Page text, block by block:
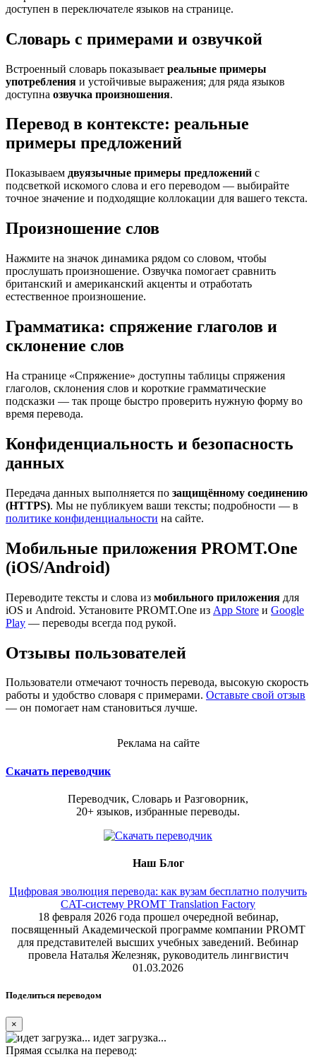
доступен в переключателе языков на странице.
Словарь с примерами и озвучкой
Встроенный словарь показывает реальные примеры
употребления и устойчивые выражения; для ряда языков
доступна озвучка произношения.
Перевод в контексте: реальные
примеры предложений
Показываем двуязычные примеры предложений с
подсветкой искомого слова и его переводом — выбирайте
точное значение и подходящие коллокации для вашего текста.
Произношение слов
Нажмите на значок динамика рядом со словом, чтобы
прослушать произношение. Озвучка помогает сравнить
британский и американский акценты и отработать
естественное произношение.
Грамматика: спряжение глаголов и
склонение слов
На странице «Спряжение» доступны таблицы спряжения
глаголов, склонения слов и короткие грамматические
подсказки — так проще быстро проверить нужную форму во
время перевода.
Конфиденциальность и безопасность
данных
Передача данных выполняется по защищённому соединению
(HTTPS). Мы не публикуем ваши тексты; подробности — в
политике конфиденциальности на сайте.
Мобильные приложения PROMT.One
(iOS/Android)
Переводите тексты и слова из мобильного приложения для
iOS и Android. Установите PROMT.One из App Store и Google
Play — переводы всегда под рукой.
Отзывы пользователей
Пользователи отмечают точность перевода, высокую скорость
работы и удобство словаря с примерами. Оставьте свой отзыв
— он помогает нам становиться лучше.
Реклама на сайте
Скачать переводчик
Переводчик, Словарь и Разговорник,
20+ языков, избранные переводы.
Наш Блог
Цифровая эволюция перевода: как вузам бесплатно получить
CAT-систему PROMT Translation Factory
18 февраля 2026 года прошел очередной вебинар,
посвященный Академической программе компании PROMT
для представителей высших учебных заведений. Вебинар
провела Наталья Железняк, руководитель лингвистич
01.03.2026
Поделиться переводом
×
идет загрузка...
Прямая ссылка на перевод: